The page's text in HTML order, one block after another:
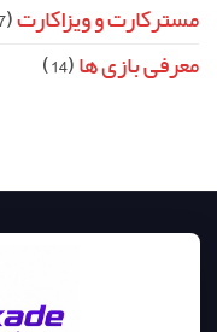
مسترکارت و ویزاکارت(17)
معرفی بازی ها(14)